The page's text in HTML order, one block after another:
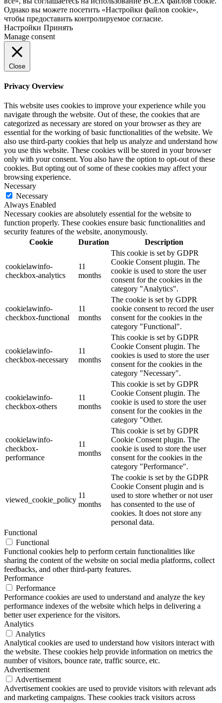
Однако вы можете посетить «Настройки файлов cookie»,
чтобы предоставить контролируемое согласие.
Настройки Принять
Manage consent
Close
Privacy Overview
This website uses cookies to improve your experience while you
navigate through the website. Out of these, the cookies that are
categorized as necessary are stored on your browser as they are
essential for the working of basic functionalities of the website. We
also use third-party cookies that help us analyze and understand how
you use this website. These cookies will be stored in your browser
only with your consent. You also have the option to opt-out of these
cookies. But opting out of some of these cookies may affect your
browsing experience.
Necessary
Necessary
Always Enabled
Necessary cookies are absolutely essential for the website to
function properly. These cookies ensure basic functionalities and
security features of the website, anonymously.
Cookie
Duration Description
cookielawinfo-
checkbox-analytics
11
months
This cookie is set by GDPR
Cookie Consent plugin. The
cookie is used to store the user
consent for the cookies in the
category "Analytics".
cookielawinfo-
checkbox-functional
11
months
The cookie is set by GDPR
cookie consent to record the user
consent for the cookies in the
category "Functional".
cookielawinfo-
checkbox-necessary
11
months
This cookie is set by GDPR
Cookie Consent plugin. The
cookies is used to store the user
consent for the cookies in the
category "Necessary".
cookielawinfo-
checkbox-others
11
months
This cookie is set by GDPR
Cookie Consent plugin. The
cookie is used to store the user
consent for the cookies in the
category "Other.
cookielawinfo-
checkbox-
performance
11
months
This cookie is set by GDPR
Cookie Consent plugin. The
cookie is used to store the user
consent for the cookies in the
category "Performance".
viewed_cookie_policy
11
months
The cookie is set by the GDPR
Cookie Consent plugin and is
used to store whether or not user
has consented to the use of
cookies. It does not store any
personal data.
Functional
Functional
Functional cookies help to perform certain functionalities like
sharing the content of the website on social media platforms, collect
feedbacks, and other third-party features.
Performance
Performance
Performance cookies are used to understand and analyze the key
performance indexes of the website which helps in delivering a
better user experience for the visitors.
Analytics
Analytics
Analytical cookies are used to understand how visitors interact with
the website. These cookies help provide information on metrics the
number of visitors, bounce rate, traffic source, etc.
Advertisement
Advertisement
Advertisement cookies are used to provide visitors with relevant ads
and marketing campaigns. These cookies track visitors across